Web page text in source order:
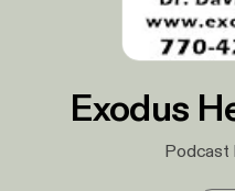
Exodus
Podcast